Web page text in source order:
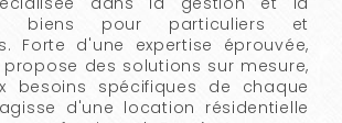
biens pour particuliers et
Forte d'une expertise éprouvée,
des solutions sur mesure,
besoins spécifiques de chaque
d'une location résidentielle